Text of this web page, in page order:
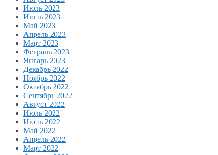
Июль 2023
Июнь 2023
Май 2023
Апрель 2023
Март 2023
Февраль 2023
Январь 2023
Декабрь 2022
Ноябрь 2022
Октябрь 2022
Сентябрь 2022
Август 2022
Июль 2022
Июнь 2022
Май 2022
Апрель 2022
Март 2022